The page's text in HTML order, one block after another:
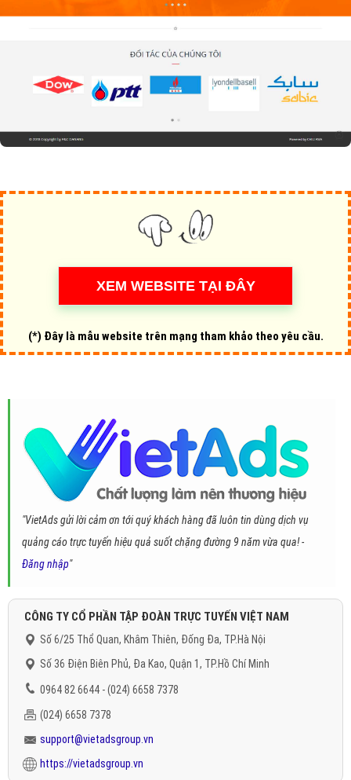
(*) Đây là mẫu website trên mạng tham khảo theo yêu cầu.
"VietAds gửi lời cảm ơn tới quý khách hàng đã luôn tin dùng dịch vụ
quảng cáo trực tuyến hiệu quả suốt chặng đường 9 năm vừa qua! -
Đăng nhập"
CÔNG TY CỔ PHẦN TẬP ĐOÀN TRỰC TUYẾN VIỆT NAM
Số 6/25 Thổ Quan, Khâm Thiên, Đống Đa, TP.Hà Nội
Số 36 Điện Biên Phủ, Đa Kao, Quận 1, TP.Hồ Chí Minh
0964 82 6644 - (024) 6658 7378
(024) 6658 7378
support@vietadsgroup.vn
https://vietadsgroup.vn